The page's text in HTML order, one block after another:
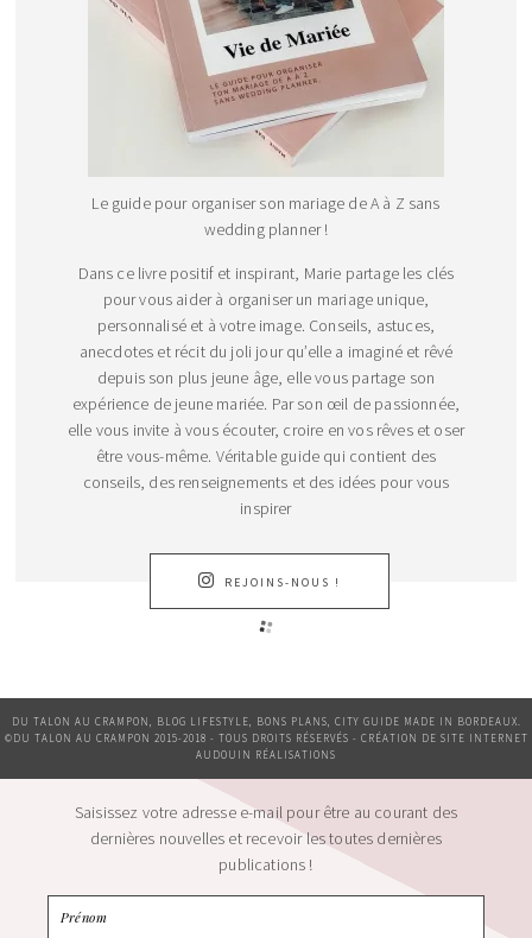
Le guide pour organiser son mariage de A à Z sans
wedding planner !
Dans ce livre positif et inspirant, Marie partage les clés
pour vous aider à organiser un mariage unique,
personnalisé et à votre image. Conseils, astuces,
anecdotes et récit du joli jour qu’elle a imaginé et rêvé
depuis son plus jeune âge, elle vous partage son
expérience de jeune mariée. Par son œil de passionnée,
elle vous invite à vous écouter, croire en vos rêves et oser
être vous-même. Véritable guide qui contient des
conseils, des renseignements et des idées pour vous
inspirer
REJOINS-NOUS !
DU TALON AU CRAMPON, BLOG LIFESTYLE, BONS PLANS, CITY GUIDE MADE IN BORDEAUX.
©DU TALON AU CRAMPON 2015-2018 - TOUS DROITS RÉSERVÉS - CRÉATION DE SITE INTERNET
AUDOUIN RÉALISATIONS
Saisissez votre adresse e-mail pour être au courant des
dernières nouvelles et recevoir les toutes dernières
publications !